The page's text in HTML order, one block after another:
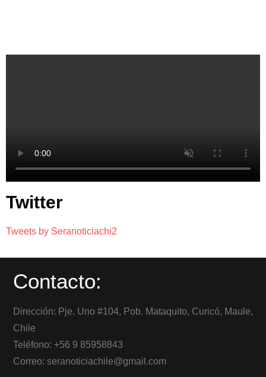
Twitter
Tweets by Seranoticiachi2
Contacto:
Dirección: Pje. Uno #104, Pob. Mataquito, Curicó, Maule,
Chile
Teléfono: +56 9 85958843
Correo: seranoticiachile@gmail.com